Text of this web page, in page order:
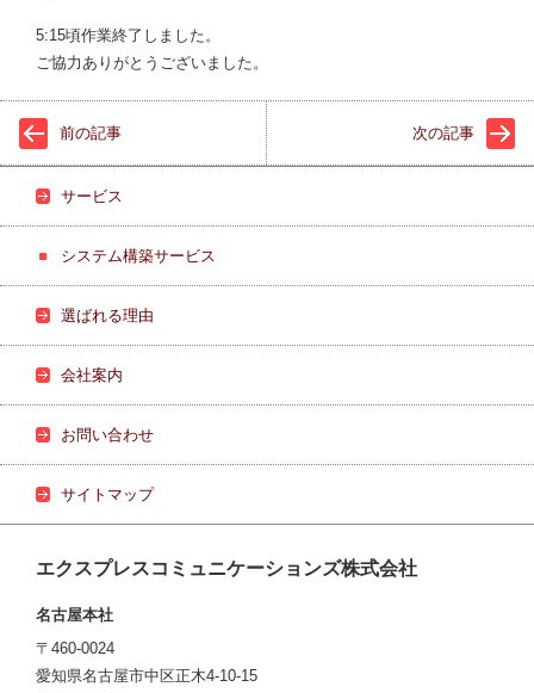
5:15頃作業終了しました。
ご協力ありがとうございました。
前の記事 次の記事
サービス
システム構築サービス
選ばれる理由
会社案内
お問い合わせ
サイトマップ
エクスプレスコミュニケーションズ株式会社
名古屋本社
〒460-0024
愛知県名古屋市中区正木4-10-15